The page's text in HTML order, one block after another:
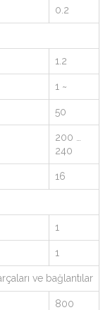
0.2
1.2
1 ~
50
200 …
240
16
1
1
ve bağlantılar
800